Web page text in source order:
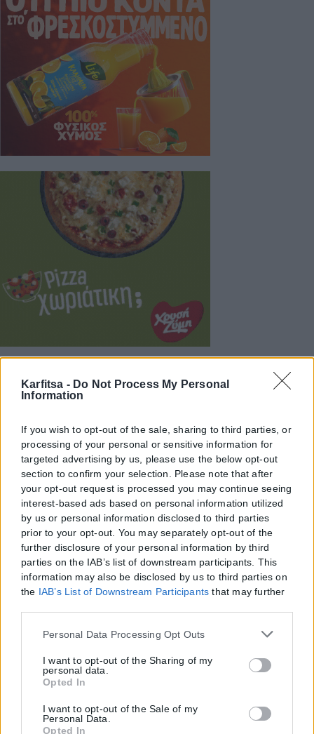
Karfitsa - Do Not Process My Personal
Information
If you wish to opt-out of the sale, sharing to third parties, or
processing of your personal or sensitive information for
targeted advertising by us, please use the below opt-out
section to confirm your selection. Please note that after
your opt-out request is processed you may continue seeing
interest-based ads based on personal information utilized
by us or personal information disclosed to third parties
prior to your opt-out. You may separately opt-out of the
further disclosure of your personal information by third
parties on the IAB’s list of downstream participants. This
information may also be disclosed by us to third parties on
the IAB’s List of Downstream Participants that may further
Please note that this website/app uses one or more Google
but not limited to your visit or usage behaviour. You may
click to grant or deny consent to Google and its third-party
tags to use your data for below specified purposes in below
Google consent section.
Personal Data Processing Opt Outs
I want to opt-out of the Sharing of my
personal data.
Opted In
I want to opt-out of the Sale of my
Personal Data.
Opted In